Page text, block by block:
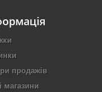
продажів
магазини